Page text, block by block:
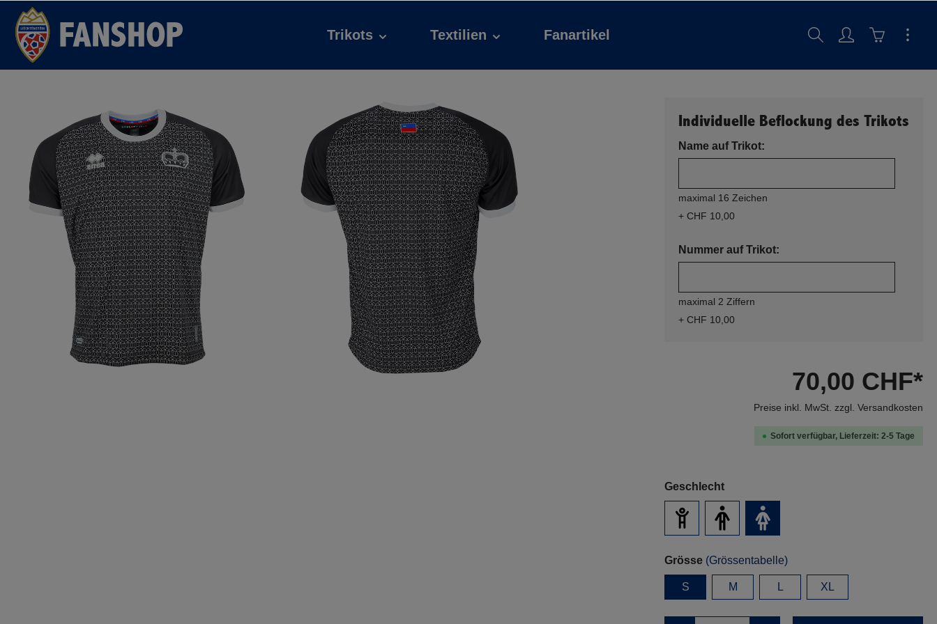
Trikots Textilien Fanartikel
70,00 CHF*
Preise inkl. MwSt. zzgl. Versandkosten
Sofort verfügbar, Lieferzeit: 2-5 Tage
Geschlecht
Grösse (Grössentabelle)
S M L XL
Individuelle Beflockung des Trikots
Name auf Trikot:
maximal 16 Zeichen
+ CHF 10,00
Nummer auf Trikot:
maximal 2 Ziffern
+ CHF 10,00